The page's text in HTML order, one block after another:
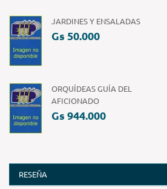
JARDINES Y ENSALADAS
Gs 50.000
ORQUÍDEAS GUÍA DEL
AFICIONADO
Gs 944.000
RESEÑA